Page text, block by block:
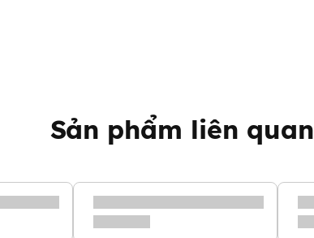
Sản phẩm liên quan